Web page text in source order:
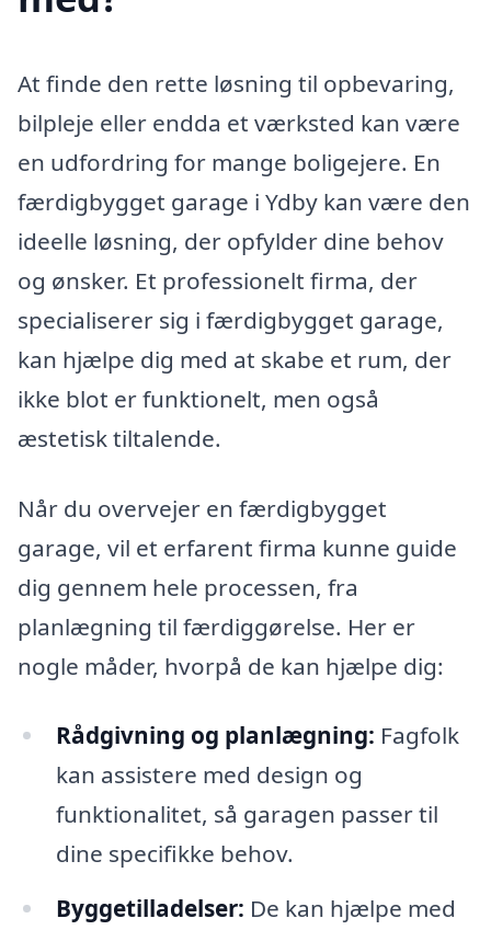
At finde den rette løsning til opbevaring,
bilpleje eller endda et værksted kan være
en udfordring for mange boligejere. En
færdigbygget garage i Ydby kan være den
ideelle løsning, der opfylder dine behov
og ønsker. Et professionelt firma, der
specialiserer sig i færdigbygget garage,
kan hjælpe dig med at skabe et rum, der
ikke blot er funktionelt, men også
æstetisk tiltalende.
Når du overvejer en færdigbygget
garage, vil et erfarent firma kunne guide
dig gennem hele processen, fra
planlægning til færdiggørelse. Her er
nogle måder, hvorpå de kan hjælpe dig:
Rådgivning og planlægning: Fagfolk
kan assistere med design og
funktionalitet, så garagen passer til
dine specifikke behov.
Byggetilladelser: De kan hjælpe med